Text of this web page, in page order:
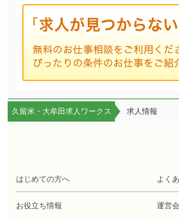
久留米・大牟田求人ワークス 求人情報
はじめての方へ よく
お役立ち情報 運営